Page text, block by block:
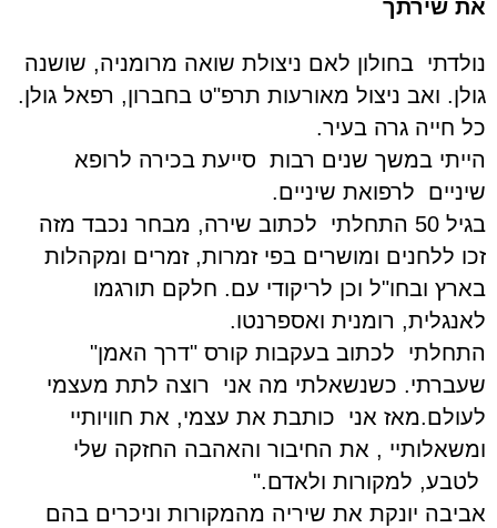
את שירתך
נולדתי בחולון לאם ניצולת שואה מרומניה, שושנה
גולן. ואב ניצול מאורעות תרפ"ט בחברון, רפאל גולן.
כל חייה גרה בעיר.
הייתי במשך שנים רבות סייעת בכירה לרופא
שיניים לרפואת שיניים.
בגיל 50 התחלתי לכתוב שירה, מבחר נכבד מזה
זכו ללחנים ומושרים בפי זמרות, זמרים ומקהלות
בארץ ובחו"ל וכן לריקודי עם. חלקם תורגמו
לאנגלית, רומנית ואספרנטו.
התחלתי לכתוב בעקבות קורס "דרך האמן"
שעברתי. כשנשאלתי מה אני רוצה לתת מעצמי
לעולם.מאז אני כותבת את עצמי, את חוויותיי
ומשאלותיי , את החיבור והאהבה החזקה שלי
לטבע, למקורות ולאדם."
אביבה יונקת את שיריה מהמקורות וניכרים בהם